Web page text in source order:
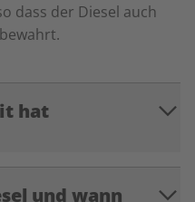
dass der Diesel auch
hat
und wann